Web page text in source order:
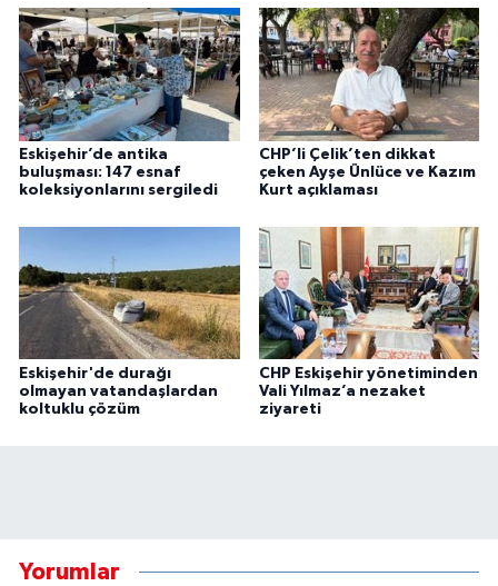
Eskişehir’de antika
buluşması: 147 esnaf
koleksiyonlarını sergiledi
CHP’li Çelik’ten dikkat
çeken Ayşe Ünlüce ve Kazım
Kurt açıklaması
Eskişehir'de durağı
olmayan vatandaşlardan
koltuklu çözüm
CHP Eskişehir yönetiminden
Vali Yılmaz’a nezaket
ziyareti
Yorumlar